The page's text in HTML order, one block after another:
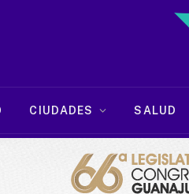
CIUDADES SALUD